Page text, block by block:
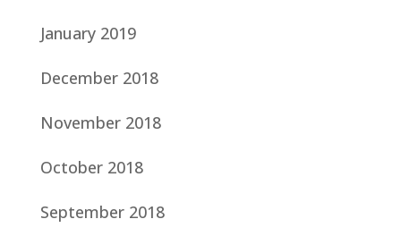
January 2019
December 2018
November 2018
October 2018
September 2018